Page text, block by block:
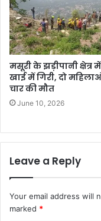
मसूरी के झड़ीपानी क्षेत्र
खाई में गिरी, दो
चार की मौत
June 10, 2026
Leave a Reply
Your email address will
marked *